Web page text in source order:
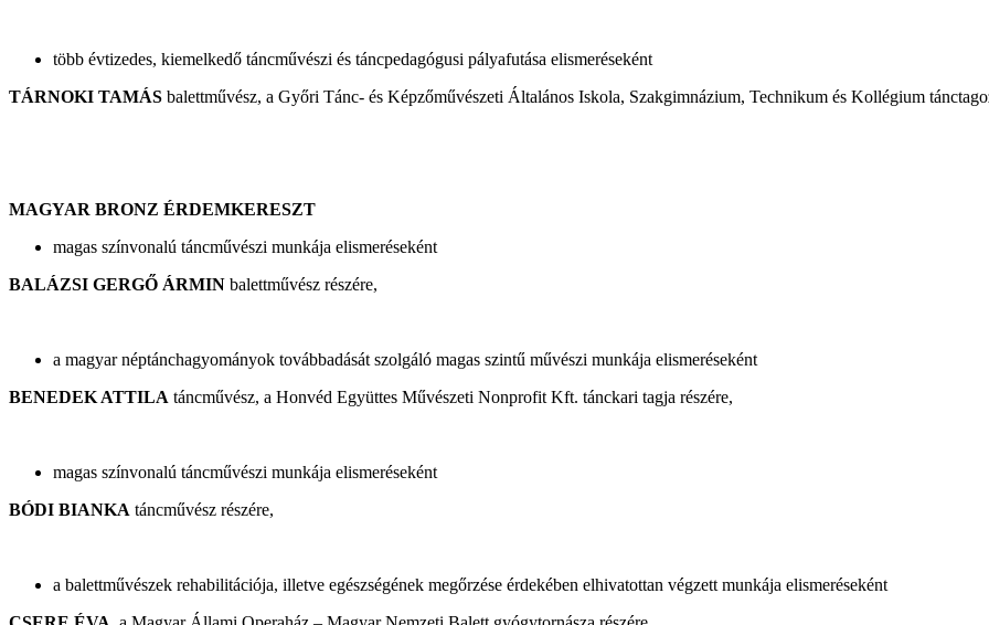
több évtizedes, kiemelkedő táncművészi és táncpedagógusi pályafutása elismeréseként
TÁRNOKI TAMÁS balettművész, a Győri Tánc- és Képzőművészeti Általános Iskola, Szakgimnázium, Technikum és Kollégium
MAGYAR BRONZ ÉRDEMKERESZT
magas színvonalú táncművészi munkája elismeréseként
BALÁZSI GERGŐ ÁRMIN balettművész részére,
a magyar néptánchagyományok továbbadását szolgáló magas szintű művészi munkája elismeréseként
BENEDEK ATTILA táncművész, a Honvéd Együttes Művészeti Nonprofit Kft. tánckari tagja részére,
magas színvonalú táncművészi munkája elismeréseként
BÓDI BIANKA táncművész részére,
a balettművészek rehabilitációja, illetve egészségének megőrzése érdekében elhivatottan végzett munkája elismeréseként